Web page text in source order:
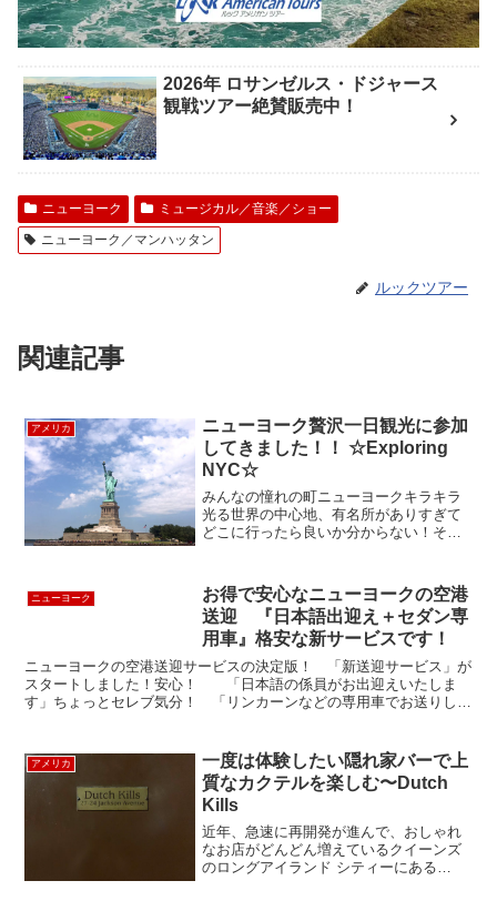
2026年 ロサンゼルス・ドジャース
観戦ツアー絶賛販売中！
ニューヨーク
ミュージカル／音楽／ショー
ニューヨーク／マンハッタン
ルックツアー
関連記事
アメリカ
ニューヨーク贅沢一日観光に参加
してきました！！ ☆Exploring
NYC☆
みんなの憧れの町ニューヨークキラキラ
光る世界の中心地、有名所がありすぎて
どこに行ったら良いか分からない！そん
あれば一人で観光地に行けちゃうんじゃ
ないの～？なんて皆さん思...
ニューヨーク
お得で安心なニューヨークの空港
送迎 『日本語出迎え＋セダン専
用車』格安な新サービスです！
ニューヨークの空港送迎サービスの決定版！ 「新送迎サービス」が
スタートしました！安心！ 「日本語の係員がお出迎えいたしま
す」ちょっとセレブ気分！ 「リンカーンなどの専用車でお送りしま
アメリカ
一度は体験したい隠れ家バーで上
質なカクテルを楽しむ〜Dutch
Kills
近年、急速に再開発が進んで、おしゃれ
なお店がどんどん増えているクイーンズ
のロングアイランド シティーにある